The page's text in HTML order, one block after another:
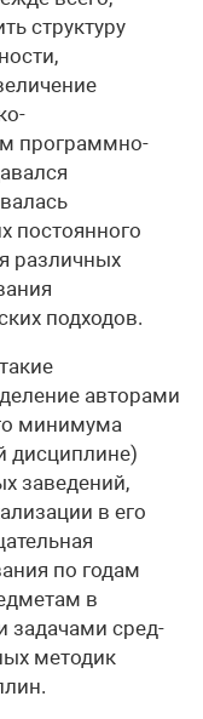
структуру
программно-
постоянного
различных
подходов.
авторами
минимума
дисциплине)
заведений,
в его
по годам
в
задачами сред­
методик